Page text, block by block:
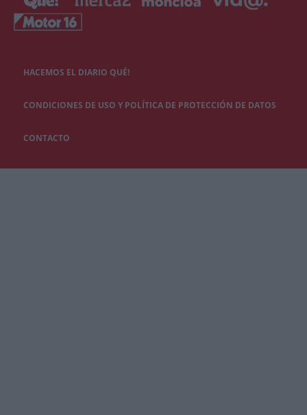
HACEMOS EL DIARIO QUÉ!
CONDICIONES DE USO Y POLÍTICA DE PROTECCIÓN DE DATOS
CONTACTO